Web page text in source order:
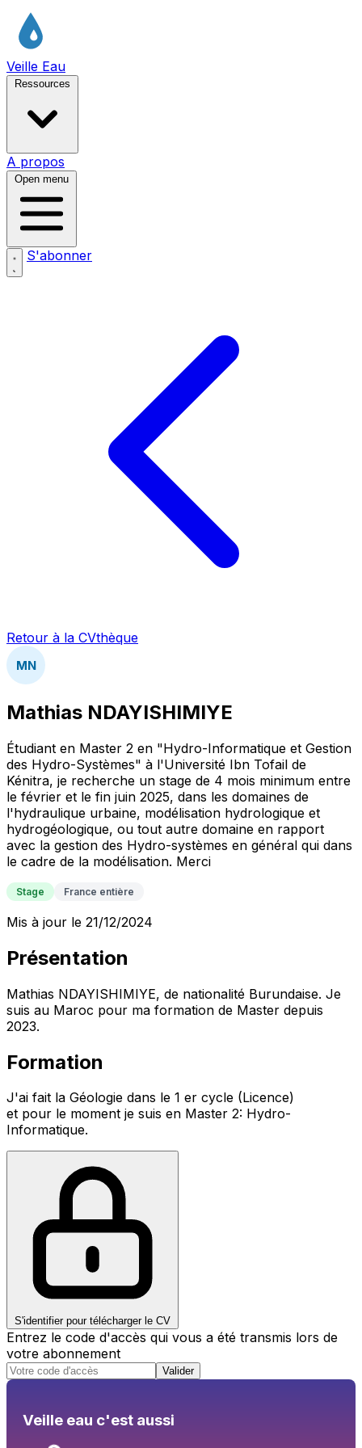
Veille Eau
Ressources
A propos
Open menu
S'abonner
Retour à la CVthèque
MN
Mathias NDAYISHIMIYE
Étudiant en Master 2 en "Hydro-Informatique et Gestion
des Hydro-Systèmes" à l'Université Ibn Tofail de
Kénitra, je recherche un stage de 4 mois minimum entre
le février et le fin juin 2025, dans les domaines de
l'hydraulique urbaine, modélisation hydrologique et
hydrogéologique, ou tout autre domaine en rapport
avec la gestion des Hydro-systèmes en général qui dans
le cadre de la modélisation. Merci
Stage France entière
Mis à jour le 21/12/2024
Présentation
Mathias NDAYISHIMIYE, de nationalité Burundaise. Je
suis au Maroc pour ma formation de Master depuis
2023.
Formation
J'ai fait la Géologie dans le 1 er cycle (Licence)
et pour le moment je suis en Master 2: Hydro-
Informatique.
S'identifier pour télécharger le CV
Entrez le code d'accès qui vous a été transmis lors de
votre abonnement
Valider
Veille eau c'est aussi